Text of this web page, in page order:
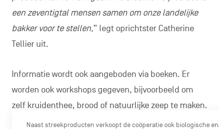
een zeventigtal mensen samen om onze landelijke
bakker voor te stellen,” legt oprichtster Catherine
Tellier uit.
Informatie wordt ook aangeboden via boeken. Er
worden ook workshops gegeven, bijvoorbeeld om
zelf kruidenthee, brood of natuurlijke zeep te maken.
Naast streekproducten verkoopt de coöperatie ook biologische